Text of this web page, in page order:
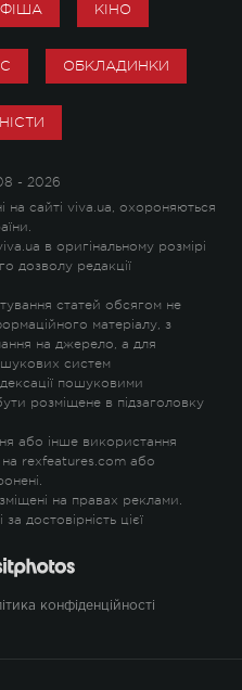
КІНО
ОБКЛАДИНКИ
- 2026
на сайті viva.ua, охороняються
в оригінальному розмірі
дозволу редакції
статей обсягом не
матеріалу, з
на джерело, а для
систем
пошуковими
розміщене в підзаголовку
або інше використання
на rexfeatures.com або
на правах реклами.
достовірність цієї
конфіденційності